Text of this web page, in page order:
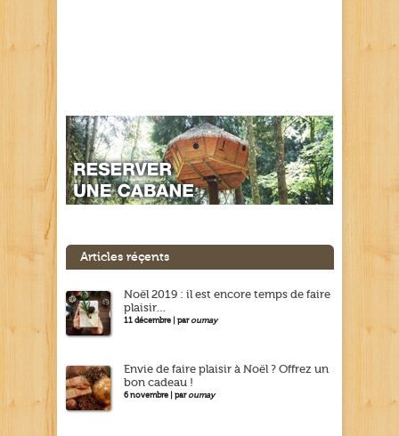
Articles réçents
Noël 2019 : il est encore temps de faire
plaisir…
11 décembre | paroumay
Envie de faire plaisir à Noël ? Offrez un
bon cadeau !
6 novembre | paroumay